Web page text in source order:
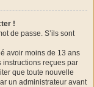
!
de passe. S’ils sont
avoir moins de 13 ans
instructions reçues par
que toute nouvelle
un administrateur avant